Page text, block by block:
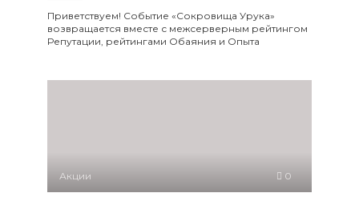
Приветствуем! Событие «Сокровища Урука»
возвращается вместе с межсерверным рейтингом
Репутации, рейтингами Обаяния и Опыта
Акции 0